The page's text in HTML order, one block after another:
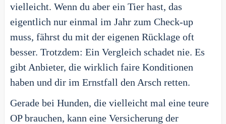
vielleicht. Wenn du aber ein Tier hast, das
eigentlich nur einmal im Jahr zum Check-up
muss, fährst du mit der eigenen Rücklage oft
besser. Trotzdem: Ein Vergleich schadet nie. Es
gibt Anbieter, die wirklich faire Konditionen
haben und dir im Ernstfall den Arsch retten.
Gerade bei Hunden, die vielleicht mal eine teure
OP brauchen, kann eine Versicherung der